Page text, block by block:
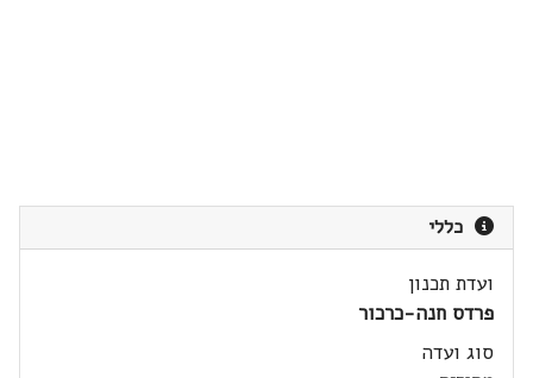
כללי
ועדת תכנון
פרדס חנה-כרכור
סוג ועדה